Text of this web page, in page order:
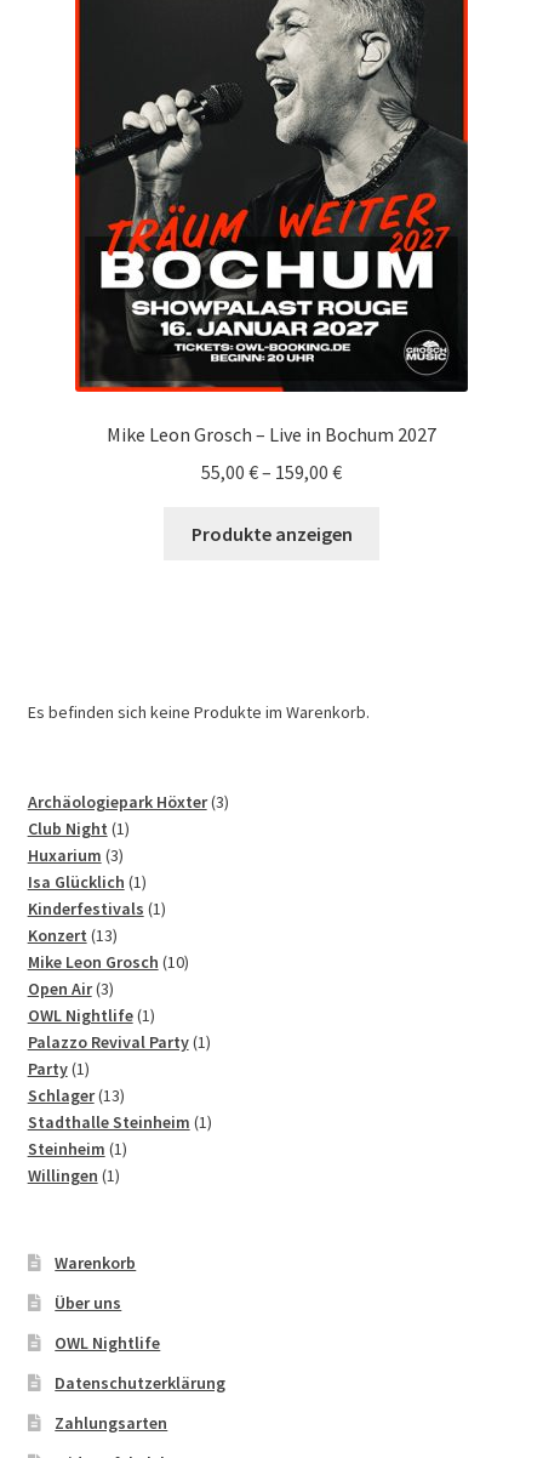
Mike Leon Grosch – Live in Bochum 2027
55,00 €– 159,00 €
Produkte anzeigen
Es befinden sich keine Produkte im Warenkorb.
Archäologiepark Höxter 33
Club Night 11
Huxarium 33
Produkte
Isa Glücklich 11
Produkt
Kinderfestivals 11
Konzert 1313
Produkte
Mike Leon Grosch 1010
Open Air 33
Produkte
OWL Nightlife 11
Produkt
Palazzo Revival Party 11
Party 11
Produkt
Schlager 1313
Produkte
Stadthalle Steinheim 11
Steinheim 11
Willingen 11
Warenkorb
Über uns
OWL Nightlife
Datenschutzerklärung
Zahlungsarten